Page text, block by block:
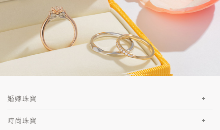
婚嫁珠寶
時尚珠寶